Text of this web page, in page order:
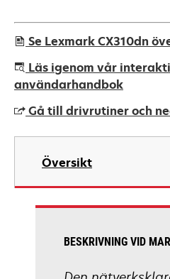
Se Lexmark CX310dn
opens
in
new
tab
Läs igenom vår
användarhandbok
Gå till drivrutiner och
opens
new
Översikt
BESKRIVNING VID